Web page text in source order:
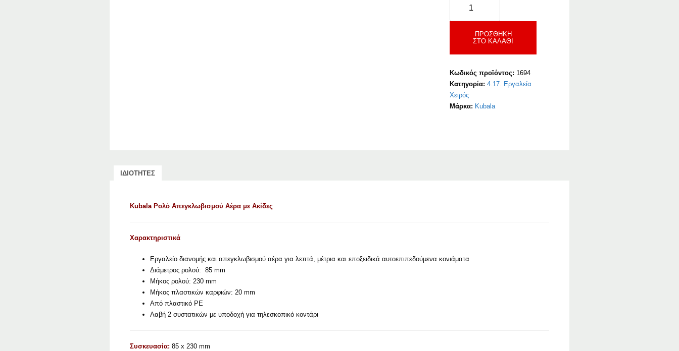
Απεγκλωβισμού
Ακίδες
ΠΡΟΣΘΉΚΗ
ΣΤΟ ΚΑΛΆΘΙ
Κωδικός προϊόντος: 1694
Κατηγορία: 4.17. Εργαλεία
Χειρός
Μάρκα: Kubala
ΙΔΙΟΤΗΤΕΣ
Kubala Ρολό Απεγκλωβισμού Αέρα με Ακίδες
Χαρακτηριστικά
Εργαλείο διανομής και απεγκλωβισμού αέρα για λεπτά, μέτρια και εποξειδικά αυτοεπιπεδούμενα κονιάματα
Διάμετρος ρολού: 85 mm
Μήκος ρολού: 230 mm
Μήκος πλαστικών καρφιών: 20 mm
Από πλαστικό PE
Λαβή 2 συστατικών με υποδοχή για τηλεσκοπικό κοντάρι
Συσκευασία: 85 x 230 mm